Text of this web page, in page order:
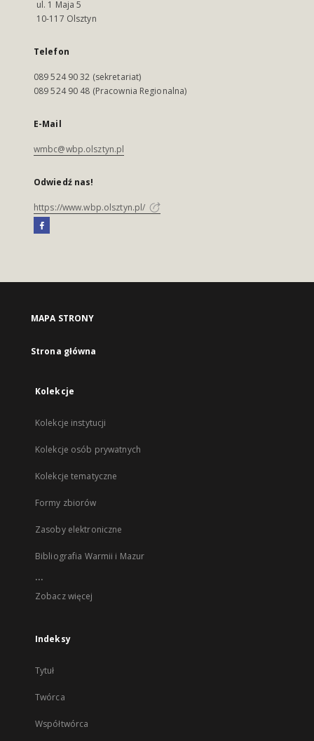
ul. 1 Maja 5
10-117 Olsztyn
Telefon
089 524 90 32 (sekretariat)
089 524 90 48 (Pracownia Regionalna)
E-Mail
wmbc@wbp.olsztyn.pl
Odwiedź nas!
https://www.wbp.olsztyn.pl/
MAPA STRONY
Strona główna
Kolekcje
Kolekcje instytucji
Kolekcje osób prywatnych
Kolekcje tematyczne
Formy zbiorów
Zasoby elektroniczne
Bibliografia Warmii i Mazur
...
Zobacz więcej
Indeksy
Tytuł
Twórca
Współtwórca